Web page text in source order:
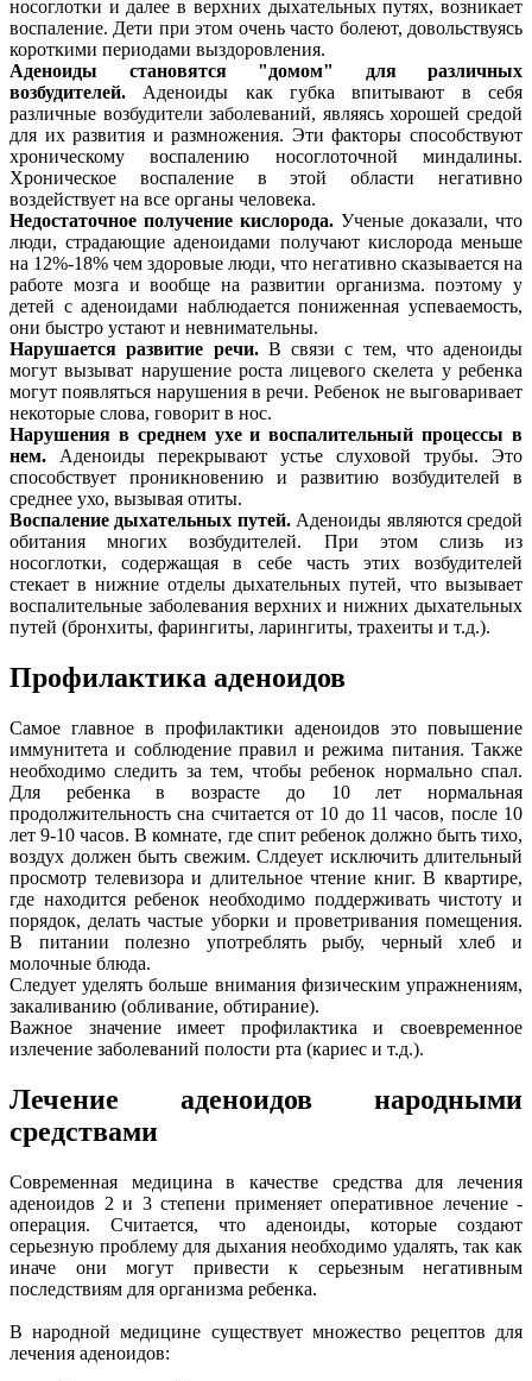
носоглотки и далее в верхних дыхательных путях, возникает
воспаление. Дети при этом очень часто болеют, довольствуясь
короткими периодами выздоровления.
Аденоиды становятся "домом" для различных
возбудителей. Аденоиды как губка впитывают в себя
различные возбудители заболеваний, являясь хорошей средой
для их развития и размножения. Эти факторы способствуют
хроническому воспалению носоглоточной миндалины.
Хроническое воспаление в этой области негативно
воздействует на все органы человека.
Недостаточное получение кислорода. Ученые доказали, что
люди, страдающие аденоидами получают кислорода меньше
на 12%-18% чем здоровые люди, что негативно сказывается на
работе мозга и вообще на развитии организма. поэтому у
детей с аденоидами наблюдается пониженная успеваемость,
они быстро устают и невнимательны.
Нарушается развитие речи.В связи с тем, что аденоиды
могут вызыват нарушение роста лицевого скелета у ребенка
могут появляться нарушения в речи. Ребенок не выговаривает
некоторые слова, говорит в нос.
Нарушения в среднем ухе и воспалительный процессы в
нем. Аденоиды перекрывают устье слуховой трубы. Это
способствует проникновению и развитию возбудителей в
среднее ухо, вызывая отиты.
Воспаление дыхательных путей.Аденоиды являются средой
обитания многих возбудителей. При этом слизь из
носоглотки, содержащая в себе часть этих возбудителей
стекает в нижние отделы дыхательных путей, что вызывает
воспалительные заболевания верхних и нижних дыхательных
путей (бронхиты, фарингиты, ларингиты, трахеиты и т.д.).
Профилактика аденоидов
Самое главное в профилактики аденоидов это повышение
иммунитета и соблюдение правил и режима питания. Также
необходимо следить за тем, чтобы ребенок нормально спал.
Для ребенка в возрасте до 10 лет нормальная
продолжительность сна считается от 10 до 11 часов, после 10
лет 9-10 часов. В комнате, где спит ребенок должно быть тихо,
воздух должен быть свежим. Слдеует исключить длительный
просмотр телевизора и длительное чтение книг. В квартире,
где находится ребенок необходимо поддерживать чистоту и
порядок, делать частые уборки и проветривания помещения.
В питании полезно употреблять рыбу, черный хлеб и
молочные блюда.
Следует уделять больше внимания физическим упражнениям,
закаливанию (обливание, обтирание).
Важное значение имеет профилактика и своевременное
излечение заболеваний полости рта (кариес и т.д.).
Лечение аденоидов народными
средствами
Современная медицина в качестве средства для лечения
аденоидов 2 и 3 степени применяет оперативное лечение -
операция. Считается, что аденоиды, которые создают
серьезную проблему для дыхания необходимо удалять, так как
иначе они могут привести к серьезным негативным
последствиям для организма ребенка.
В народной медицине существует множество рецептов для
лечения аденоидов: